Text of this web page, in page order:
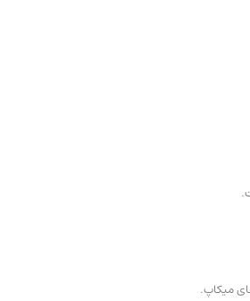
میکاپ.